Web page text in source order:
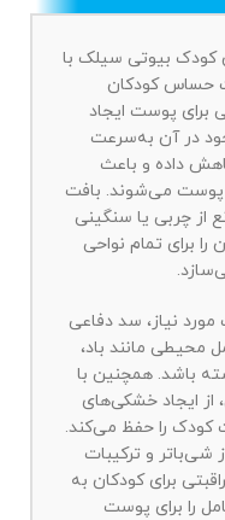
بیوتی سیلک با
حساس کودکان
برای پوست ایجاد
در آن به‌سرعت
داده و باعث
پوست می‌شوند. بافت
چربی یا سنگینی
برای تمام نواحی
نیاز، سد دفاعی
محیطی مانند باد،
باشد. همچنین با
ایجاد خشکی‌های
کودک را حفظ می‌کند.
شی‌باتر و ترکیبات
برای کودکان به
را برای پوست